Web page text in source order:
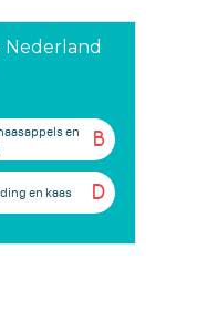
B
en
D
en kaas